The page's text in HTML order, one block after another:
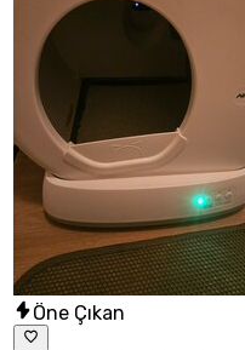
Öne Çıkan